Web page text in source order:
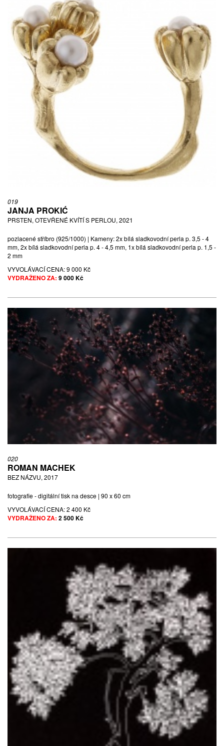
019
JANJA PROKIĆ
PRSTEN, OTEVŘENÉ KVÍTÍ S PERLOU, 2021
pozlacené stříbro (925/1000) | Kameny: 2x bílá sladkovodní perla p. 3,5 - 4
mm, 2x bílá sladkovodní perla p. 4 - 4,5 mm, 1x bílá sladkovodní perla p. 1,5 -
2 mm
VYVOLÁVACÍ CENA:9 000 Kč
VYDRAŽENO ZA: 9 000 Kč
020
ROMAN MACHEK
BEZ NÁZVU, 2017
fotografie - digitální tisk na desce | 90 x 60 cm
VYVOLÁVACÍ CENA:2 400 Kč
VYDRAŽENO ZA: 2 500 Kč